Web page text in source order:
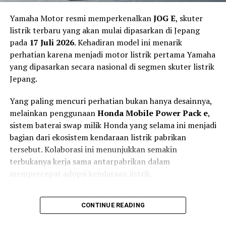
Torsi Instan 180 Nm dan Jarak
Tempuh 160 Km
dengan torsi maksimum mencapai
Yamaha Motor resmi memperkenalkanJOG E, skuter
listrik terbaru yang akan mulai dipasarkan di Jepang
pada 17 Juli 2026. Kehadiran model ini menarik
perhatian karena menjadi motor listrik pertama Yamaha
yang dipasarkan secara nasional di segmen skuter listrik
Jepang.
Yang paling mencuri perhatian bukan hanya desainnya,
melainkan penggunaanHonda Mobile Power Pack e,
sistem baterai swap milik Honda yang selama ini menjadi
bagian dari ekosistem kendaraan listrik pabrikan
tersebut. Kolaborasi ini menunjukkan semakin
terbukanya kerja sama antarpabrikan dalam
mempercepat adopsi kendaraan listrik.
Sebelumnya, Yamaha JOG E telah dipasarkan secara
TokyodanOsaka
CONTINUE READING